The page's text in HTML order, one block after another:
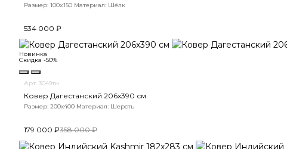
Размер: 100x150 Материал: Шёлк
534 000 ₽
Новинка
Скидка -50%
Арт. 3049тн
Ковер Дагестанский 206x390 см
Размер: 200х400 Материал: Шерсть
179 000 ₽358 000 ₽